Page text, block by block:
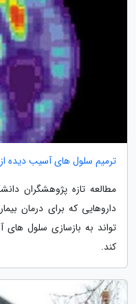
ترمیم سلول های آسیب دیده از
مطالعه تازه پژوهشگران
داروهایی که برای درمان
تواند به بازسازی سلول های
کند.